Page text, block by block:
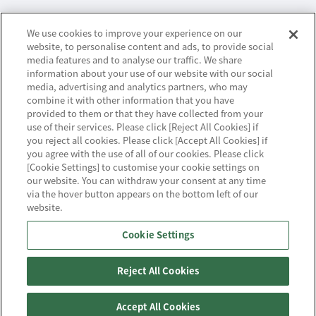
ビジネスパートナーサイト
ニュースリリース
お知らせ
お問い合わせ／サポート
ハウジング・クラウド・ストリーミングの
NTTスマートコネクト
Copyright(c) NTT SmartConnect Corporation.
We use cookies to improve your experience on our
website, to personalise content and ads, to provide social
media features and to analyse our traffic. We share
information about your use of our website with our social
media, advertising and analytics partners, who may
combine it with other information that you have
provided to them or that they have collected from your
use of their services. Please click [Reject All Cookies] if
you reject all cookies. Please click [Accept All Cookies] if
you agree with the use of all of our cookies. Please click
[Cookie Settings] to customise your cookie settings on
our website. You can withdraw your consent at any time
via the hover button appears on the bottom left of our
website.
Cookie Settings
Reject All Cookies
Accept All Cookies